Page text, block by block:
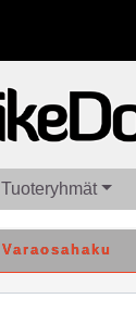
Tuoteryhmät
Varaosahaku